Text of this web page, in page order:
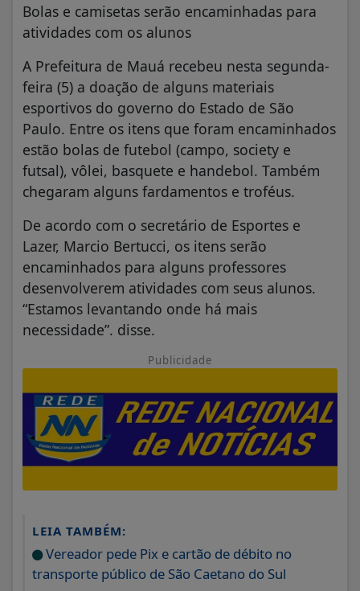
Bolas e camisetas serão encaminhadas para
atividades com os alunos
A Prefeitura de Mauá recebeu nesta segunda-
feira (5) a doação de alguns materiais
esportivos do governo do Estado de São
Paulo. Entre os itens que foram encaminhados
estão bolas de futebol (campo, society e
futsal), vôlei, basquete e handebol. Também
chegaram alguns fardamentos e troféus.
De acordo com o secretário de Esportes e
Lazer, Marcio Bertucci, os itens serão
encaminhados para alguns professores
desenvolverem atividades com seus alunos.
“Estamos levantando onde há mais
necessidade”. disse.
Publicidade
LEIA TAMBÉM:
Vereador pede Pix e cartão de débito no
transporte público de São Caetano do Sul